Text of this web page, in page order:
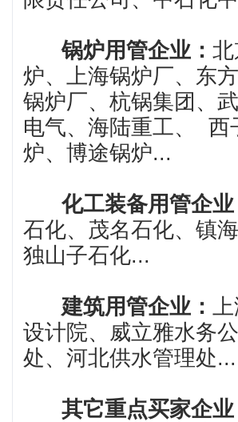
锅炉用管企业：
炉、上海锅炉厂、东
锅炉厂、杭锅集团、
电气、海陆重工、 西
炉、博途锅炉‌...
化工装备用管企业
石化、茂名石化、镇
独山子石化...
建筑用管企业：
设计院、威立雅水务
处、河北供水管理处...
其它重点买家企业